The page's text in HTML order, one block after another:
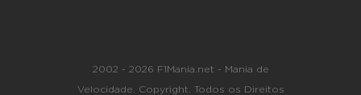
2002 - 2026 F1Mania.net - Mania de
Velocidade. Copyright. Todos os Direitos